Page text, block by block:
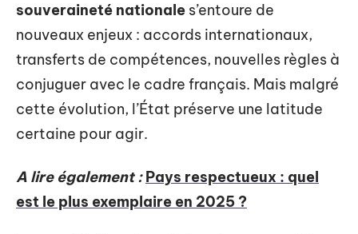
souveraineté nationale s’entoure de
nouveaux enjeux : accords internationaux,
transferts de compétences, nouvelles règles à
conjuguer avec le cadre français. Mais malgré
cette évolution, l’État préserve une latitude
certaine pour agir.
A lire également : Pays respectueux : quel
est le plus exemplaire en 2025 ?